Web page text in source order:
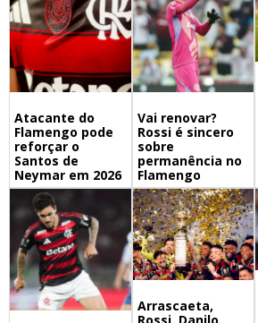
Atacante do
Flamengo pode
reforçar o
Santos de
Neymar em 2026
Vai renovar?
Rossi é sincero
sobre
permanência no
Flamengo
Arrascaeta,